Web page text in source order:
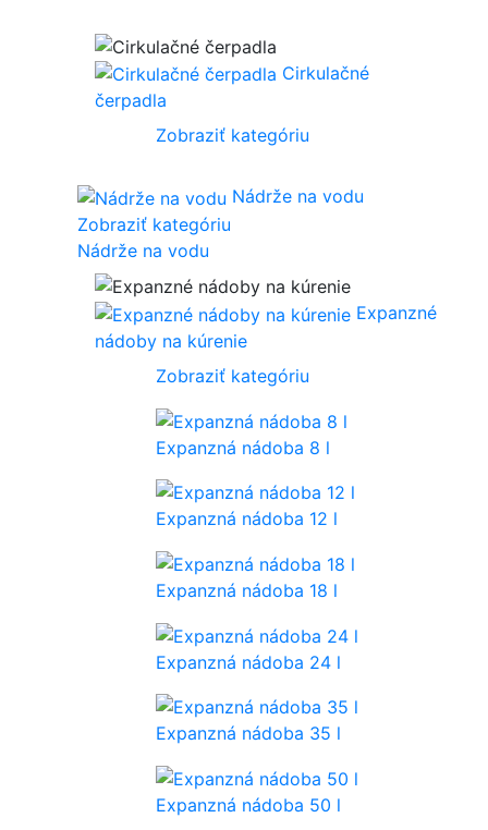
Cirkulačné
čerpadla
Zobraziť kategóriu
Nádrže na vodu
Zobraziť kategóriu
Nádrže na vodu
Expanzné
nádoby na kúrenie
Zobraziť kategóriu
Expanzná nádoba 8 l
Expanzná nádoba 12 l
Expanzná nádoba 18 l
Expanzná nádoba 24 l
Expanzná nádoba 35 l
Expanzná nádoba 50 l